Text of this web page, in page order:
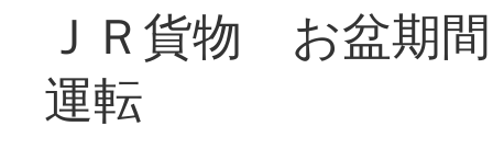
ＪＲ貨物 お盆期
運転